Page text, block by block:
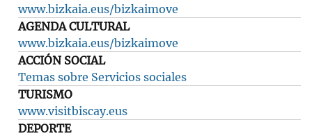
www.bizkaia.eus/bizkaimove
AGENDA CULTURAL
www.bizkaia.eus/bizkaimove
ACCIÓN SOCIAL
Temas sobre Servicios sociales
TURISMO
www.visitbiscay.eus
DEPORTE